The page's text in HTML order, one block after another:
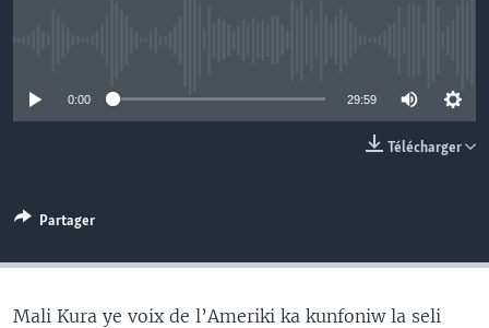
0:00 29:59
Télécharger
Partager
Mali Kura ye voix de l’Ameriki ka kunfoniw la seli